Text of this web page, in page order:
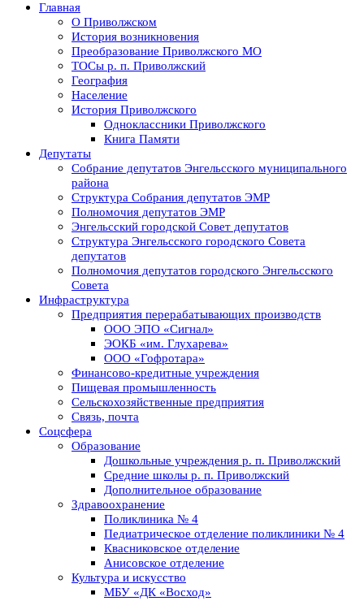
Главная
О Приволжском
История возникновения
Преобразование Приволжского МО
ТОСы р. п. Приволжский
География
Население
История Приволжского
Одноклассники Приволжского
Книга Памяти
Депутаты
Собрание депутатов Энгельсского муниципального
района
Структура Собрания депутатов ЭМР
Полномочия депутатов ЭМР
Энгельсский городской Совет депутатов
Структура Энгельсского городского Совета
депутатов
Полномочия депутатов городского Энгельсского
Совета
Инфраструктура
Предприятия перерабатывающих производств
ООО ЭПО «Сигнал»
ЭОКБ «им. Глухарева»
ООО «Гофротара»
Финансово-кредитные учреждения
Пищевая промышленность
Сельскохозяйственные предприятия
Связь, почта
Соцсфера
Образование
Дошкольные учреждения р. п. Приволжский
Средние школы р. п. Приволжский
Дополнительное образование
Здравоохранение
Поликлиника № 4
Педиатрическое отделение поликлиники № 4
Квасниковское отделение
Анисовское отделение
Культура и искусство
МБУ «ДК «Восход»